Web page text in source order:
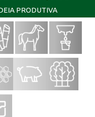
PRODUTIVA